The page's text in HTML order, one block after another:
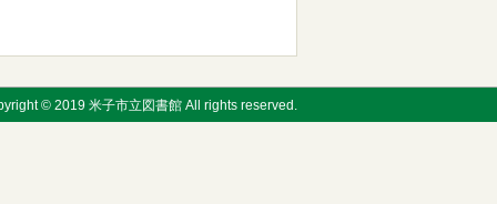
© 2019 米子市立図書館 All rights reserved.